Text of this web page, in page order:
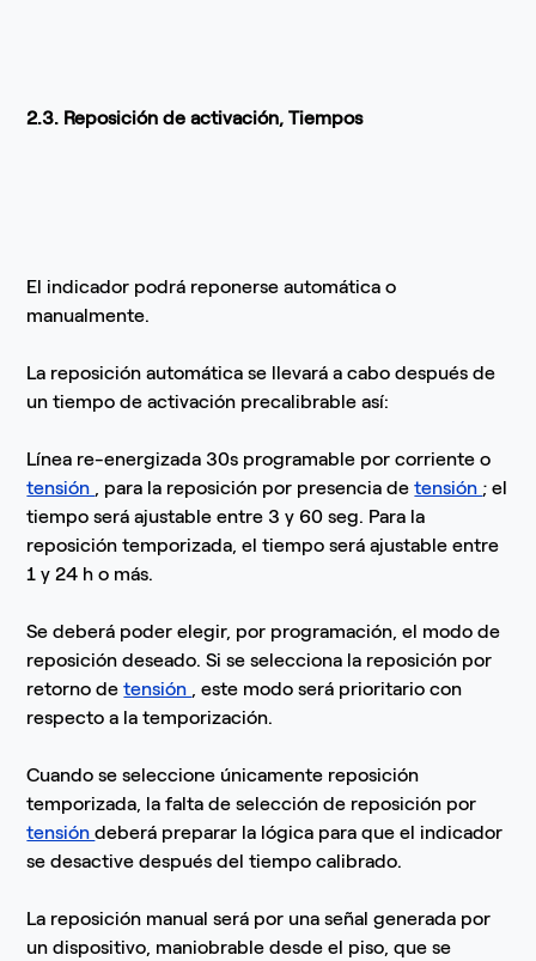
2.3. Reposición de activación, Tiempos
El indicador podrá reponerse automática o
manualmente.
La reposición automática se llevará a cabo después de
un tiempo de activación precalibrable así:
Línea re-energizada 30s programable por corriente o
tensión , para la reposición por presencia detensión ; el
tiempo será ajustable entre 3 y 60 seg. Para la
reposición temporizada, el tiempo será ajustable entre
1 y 24 h o más.
Se deberá poder elegir, por programación, el modo de
reposición deseado. Si se selecciona la reposición por
retorno detensión , este modo será prioritario con
respecto a la temporización.
Cuando se seleccione únicamente reposición
temporizada, la falta de selección de reposición por
tensióndeberá preparar la lógica para que el indicador
se desactive después del tiempo calibrado.
La reposición manual será por una señal generada por
un dispositivo, maniobrable desde el piso, que se